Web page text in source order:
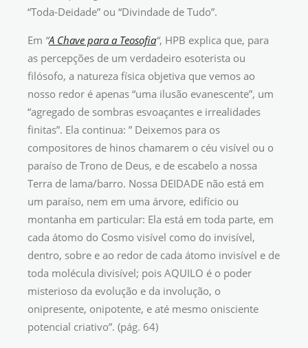
“Toda-Deidade” ou “Divindade de Tudo”.
Em “A Chave para a Teosofia“, HPB explica que, para
as percepções de um verdadeiro esoterista ou
filósofo, a natureza física objetiva que vemos ao
nosso redor é apenas “uma ilusão evanescente”, um
“agregado de sombras esvoaçantes e irrealidades
finitas”. Ela continua: ” Deixemos para os
compositores de hinos chamarem o céu visível ou o
paraíso de Trono de Deus, e de escabelo a nossa
Terra de lama/barro. Nossa DEIDADE não está em
um paraíso, nem em uma árvore, edifício ou
montanha em particular: Ela está em toda parte, em
cada átomo do Cosmo visível como do invisível,
dentro, sobre e ao redor de cada átomo invisível e de
toda molécula divisível; pois AQUILO é o poder
misterioso da evolução e da involução, o
onipresente, onipotente, e até mesmo onisciente
potencial criativo”. (pág. 64)